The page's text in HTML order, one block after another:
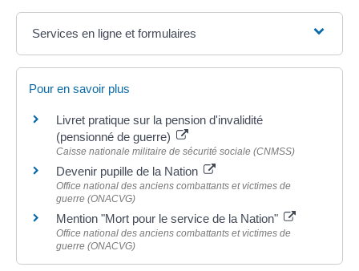
Services en ligne et formulaires
Pour en savoir plus
Livret pratique sur la pension d'invalidité
(pensionné de guerre)
Caisse nationale militaire de sécurité sociale (CNMSS)
Devenir pupille de la Nation
Office national des anciens combattants et victimes de
guerre (ONACVG)
Mention "Mort pour le service de la Nation"
Office national des anciens combattants et victimes de
guerre (ONACVG)